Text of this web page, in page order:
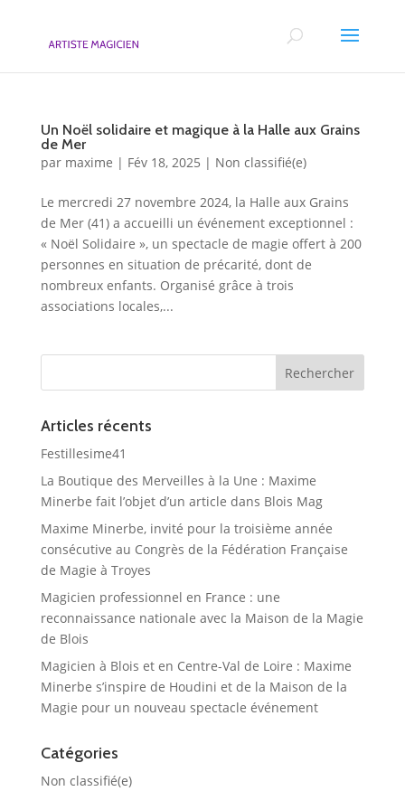
Un Noël solidaire et magique à la Halle aux Grains
de Mer
par maxime | Fév 18, 2025 | Non classifié(e)
Le mercredi 27 novembre 2024, la Halle aux Grains
de Mer (41) a accueilli un événement exceptionnel :
« Noël Solidaire », un spectacle de magie offert à 200
personnes en situation de précarité, dont de
nombreux enfants. Organisé grâce à trois
associations locales,...
Articles récents
Festillesime41
La Boutique des Merveilles à la Une : Maxime
Minerbe fait l’objet d’un article dans Blois Mag
Maxime Minerbe, invité pour la troisième année
consécutive au Congrès de la Fédération Française
de Magie à Troyes
Magicien professionnel en France : une
reconnaissance nationale avec la Maison de la Magie
de Blois
Magicien à Blois et en Centre-Val de Loire : Maxime
Minerbe s’inspire de Houdini et de la Maison de la
Magie pour un nouveau spectacle événement
Catégories
Non classifié(e)